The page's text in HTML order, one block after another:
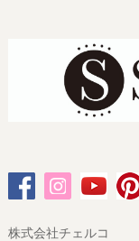
株式会社チェルコ